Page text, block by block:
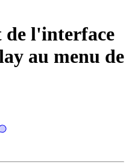
de l'interface
au menu de